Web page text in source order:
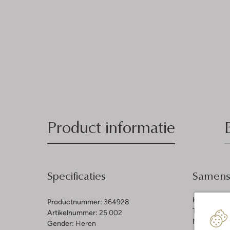
Product informatie
Specificaties
Productnummer: 364928
Artikelnummer: 25 002
Gender: Heren
Kleur:
Trends:
Materiaal